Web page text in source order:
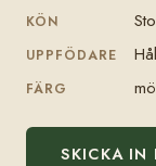
KÖN Sto
UPPFÖDARE
FÄRG
SKICKA IN